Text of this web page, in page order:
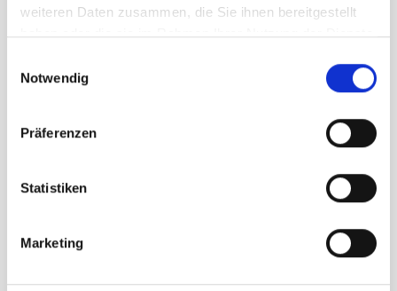
weiteren Daten zusammen, die Sie ihnen bereitgestellt
haben oder die sie im Rahmen Ihrer Nutzung der Dienste
Notwendig
Präferenzen
Statistiken
Marketing
Beschreibung /
Haglöfs Salix Proof Mimic II
Polyester